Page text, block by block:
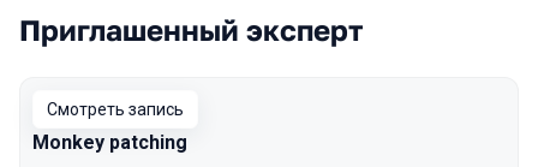
Выступления в сезоне 2023
Приглашенный эксперт
Смотреть запись
Monkey patching